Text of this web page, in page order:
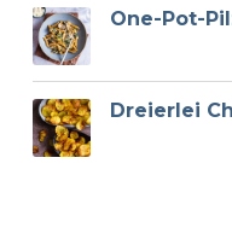
One-Pot-
Dreierlei